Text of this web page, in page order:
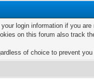
login information if you
on this forum also track
of choice to prevent